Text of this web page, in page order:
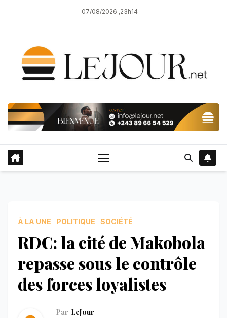
07/08/2026 ,23h14
À LA UNE POLITIQUE SOCIÉTÉ
RDC: la cité de Makobola
repasse sous le contrôle
des forces loyalistes
Par LeJour